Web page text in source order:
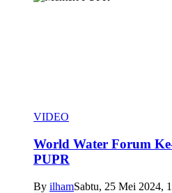
VIDEO
World Water Forum
PUPR
By ilhamSabtu, 25 Mei 2024,